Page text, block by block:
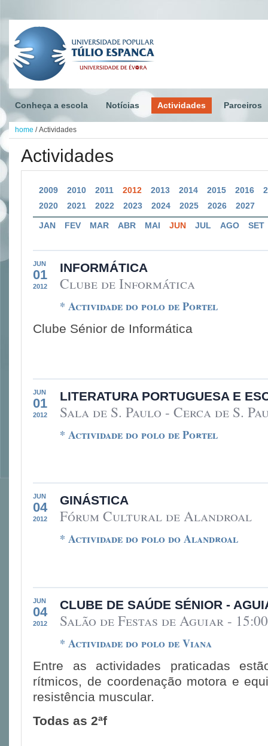
Conheça a escola Notícias Actividades Parceiros
home / Actividades
Actividades
2009 2010 2011 2012 2013 2014 2015 2016
2020
2021 2022 2023 2024 2025 2026 2027
JAN FEV MAR ABR MAI JUN JUL AGO SET
JUN
01
2012
INFORMÁTICA
Clube de Informática
* Actividade do polo de Portel
Clube Sénior de Informática
JUN
01
2012
LITERATURA PORTUGUESA E
Sala de S. Paulo - Cerca de S.
* Actividade do polo de Portel
JUN
04
2012
GINÁSTICA
Fórum Cultural de Alandroal
* Actividade do polo do Alandroal
JUN
04
2012
CLUBE DE SAÚDE SÉNIOR -
Salão de Festas de Aguiar -
* Actividade do polo de Viana
Entre as actividades praticadas
rítmicos, de coordenação motora e
resistência muscular.
Todas as 2ªf